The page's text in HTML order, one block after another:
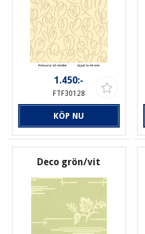
1.450:-
FTF30128
KÖP NU
Deco grön/vit